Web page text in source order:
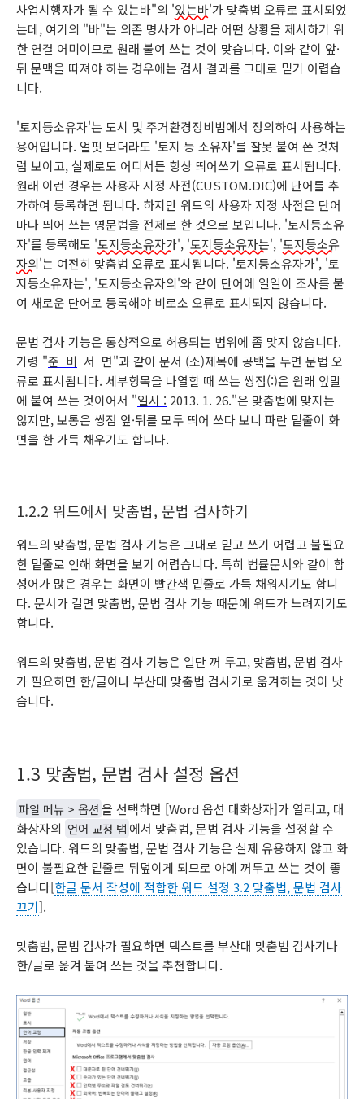
사업시행자가 될 수 있는바"의 '있는바'가 맞춤법 오류로 표시되었
는데, 여기의 "바"는 의존 명사가 아니라 어떤 상황을 제시하기 위
한 연결 어미이므로 원래 붙여 쓰는 것이 맞습니다. 이와 같이 앞·
뒤 문맥을 따져야 하는 경우에는 검사 결과를 그대로 믿기 어렵습
니다.
'토지등소유자'는 도시 및 주거환경정비법에서 정의하여 사용하는
용어입니다. 얼핏 보더라도 '토지 등 소유자'를 잘못 붙여 쓴 것처
럼 보이고, 실제로도 어디서든 항상 띄어쓰기 오류로 표시됩니다.
원래 이런 경우는 사용자 지정 사전(CUSTOM.DIC)에 단어를 추
가하여 등록하면 됩니다. 하지만 워드의 사용자 지정 사전은 단어
마다 띄어 쓰는 영문법을 전제로 한 것으로 보입니다. '토지등소유
자'를 등록해도 '토지등소유자가', '토지등소유자는', '토지등소유
자의'는 여전히 맞춤법 오류로 표시됩니다. '토지등소유자가', '토
지등소유자는', '토지등소유자의'와 같이 단어에 일일이 조사를 붙
여 새로운 단어로 등록해야 비로소 오류로 표시되지 않습니다.
문법 검사 기능은 통상적으로 허용되는 범위에 좀 맞지 않습니다.
가령 "준 비 서 면"과 같이 문서 (소)제목에 공백을 두면 문법 오
류로 표시됩니다. 세부항목을 나열할 때 쓰는 쌍점(:)은 원래 앞말
에 붙여 쓰는 것이어서 "일시 : 2013. 1. 26."은 맞춤법에 맞지는
않지만, 보통은 쌍점 앞·뒤를 모두 띄어 쓰다 보니 파란 밑줄이 화
면을 한 가득 채우기도 합니다.
1.2.2 워드에서 맞춤법, 문법 검사하기
워드의 맞춤법, 문법 검사 기능은 그대로 믿고 쓰기 어렵고 불필요
한 밑줄로 인해 화면을 보기 어렵습니다. 특히 법률문서와 같이 합
성어가 많은 경우는 화면이 빨간색 밑줄로 가득 채워지기도 합니
다. 문서가 길면 맞춤법, 문법 검사 기능 때문에 워드가 느려지기도
합니다.
워드의 맞춤법, 문법 검사 기능은 일단 꺼 두고, 맞춤법, 문법 검사
가 필요하면 한/글이나 부산대 맞춤법 검사기로 옮겨하는 것이 낫
습니다.
1.3 맞춤법, 문법 검사 설정 옵션
파일 메뉴 > 옵션을 선택하면 [Word 옵션 대화상자]가 열리고, 대
화상자의 언어 교정 탭 에서 맞춤법, 문법 검사 기능을 설정할 수
있습니다. 워드의 맞춤법, 문법 검사 기능은 실제 유용하지 않고 화
면이 불필요한 밑줄로 뒤덮이게 되므로 아예 꺼두고 쓰는 것이 좋
습니다[한글 문서 작성에 적합한 워드 설정 3.2 맞춤법, 문법 검사
끄기].
맞춤법, 문법 검사가 필요하면 텍스트를 부산대 맞춤법 검사기나
한/글로 옮겨 붙여 쓰는 것을 추천합니다.